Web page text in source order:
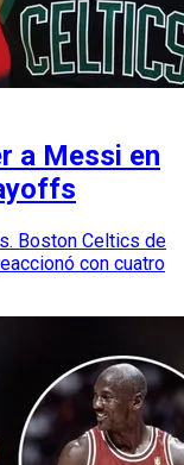
a Messi en
Boston Celtics de
con cuatro